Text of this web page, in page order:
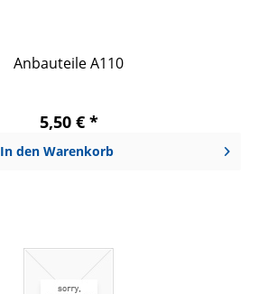
Anbauteile A110
5,50 € *
In den Warenkorb